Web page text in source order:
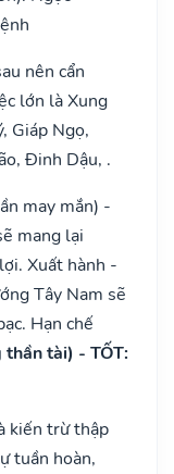
nên cẩn
lớn là Xung
Giáp Ngọ,
Đinh Dậu, .
may mắn) -
mang lại
Xuất hành -
Tây Nam sẽ
Hạn chế
tài) - TỐT:
kiến trừ thập
tuần hoàn,